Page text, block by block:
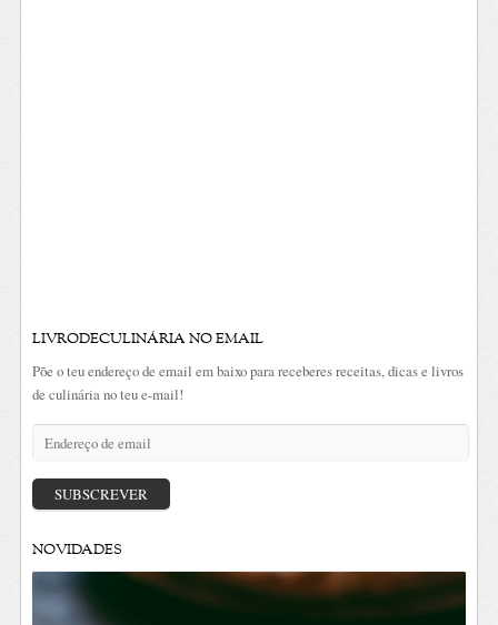
LIVRODECULINÁRIA NO EMAIL
Põe o teu endereço de email em baixo para receberes receitas, dicas e livros
de culinária no teu e-mail!
Endereço
email
SUBSCREVER
NOVIDADES